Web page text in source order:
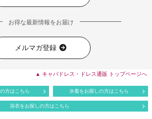
お得な最新情報をお届け
メルマガ登録
▲ キャバドレス・ドレス通販 トップページへ
方はこちら 水着をお探しの方はこちら
浴衣をお探しの方はこちら